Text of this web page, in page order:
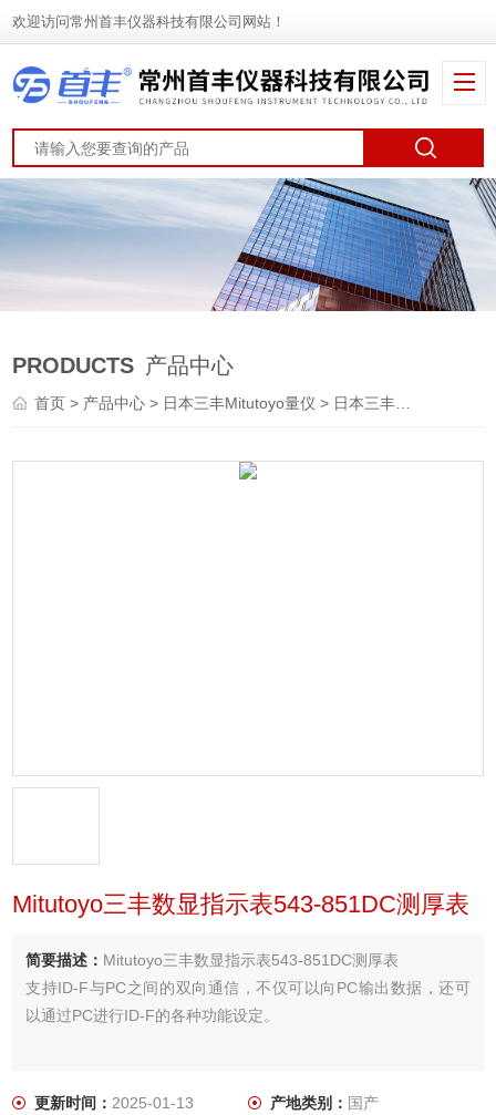
欢迎访问常州首丰仪器科技有限公司网站！
PRODUCTS 产品中心
首页> 产品中心 > 日本三丰Mitutoyo量仪 > 日本三丰Mitutoyo千分表
Mitutoyo三丰数显指示表543-851DC测厚表
简要描述： Mitutoyo三丰数显指示表543-851DC测厚表
支持ID-F与PC之间的双向通信，不仅可以向PC输出数据，还可
以通过PC进行ID-F的各种功能设定。
更新时间：2025-01-13 产地类别： 国产